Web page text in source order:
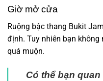
Giờ mở cửa
Ruộng bậc thang Bukit
định. Tuy nhiên bạn
quá muộn.
Có thể bạn quan